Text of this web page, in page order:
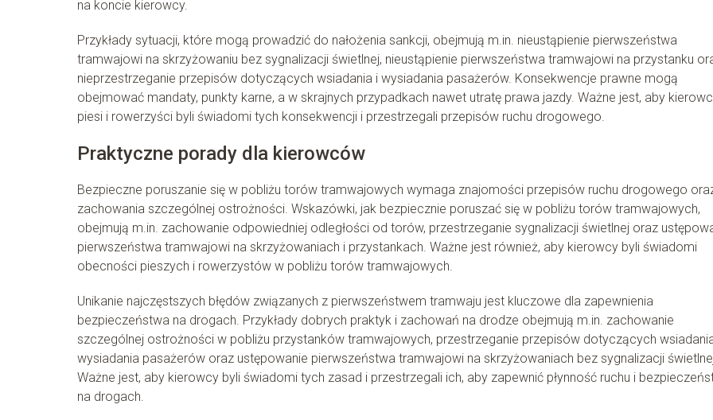
na koncie kierowcy.
Przykłady sytuacji, które mogą prowadzić do nałożenia sankcji, obejmują m.in. nieustąpienie pierwszeństwa
tramwajowi na skrzyżowaniu bez sygnalizacji świetlnej, nieustąpienie pierwszeństwa tramwajowi na przystanku
nieprzestrzeganie przepisów dotyczących wsiadania i wysiadania pasażerów. Konsekwencje prawne mogą
obejmować mandaty, punkty karne, a w skrajnych przypadkach nawet utratę prawa jazdy. Ważne jest, aby
piesi i rowerzyści byli świadomi tych konsekwencji i przestrzegali przepisów ruchu drogowego.
Praktyczne porady dla kierowców
Bezpieczne poruszanie się w pobliżu torów tramwajowych wymaga znajomości przepisów ruchu drogowego
zachowania szczególnej ostrożności. Wskazówki, jak bezpiecznie poruszać się w pobliżu torów tramwajowych,
obejmują m.in. zachowanie odpowiedniej odległości od torów, przestrzeganie sygnalizacji świetlnej oraz
pierwszeństwa tramwajowi na skrzyżowaniach i przystankach. Ważne jest również, aby kierowcy byli świadomi
obecności pieszych i rowerzystów w pobliżu torów tramwajowych.
Unikanie najczęstszych błędów związanych z pierwszeństwem tramwaju jest kluczowe dla zapewnienia
bezpieczeństwa na drogach. Przykłady dobrych praktyk i zachowań na drodze obejmują m.in. zachowanie
szczególnej ostrożności w pobliżu przystanków tramwajowych, przestrzeganie przepisów dotyczących
wysiadania pasażerów oraz ustępowanie pierwszeństwa tramwajowi na skrzyżowaniach bez sygnalizacji
Ważne jest, aby kierowcy byli świadomi tych zasad i przestrzegali ich, aby zapewnić płynność ruchu i
na drogach.